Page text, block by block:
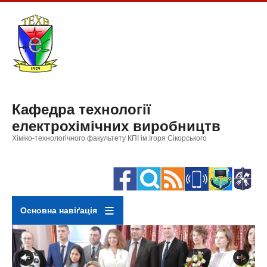
основного
вмісту
Кафедра технології
електрохімічних виробництв
Хіміко-технологічного факультету КПІ ім.Ігоря Сікорського
Основна навіґація